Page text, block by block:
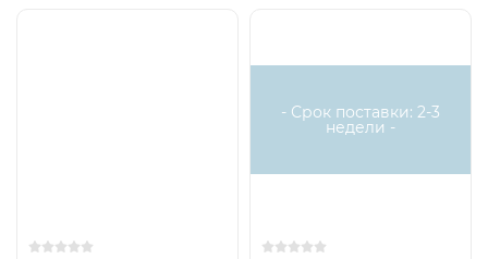
- Срок поставки: 2-3
недели -